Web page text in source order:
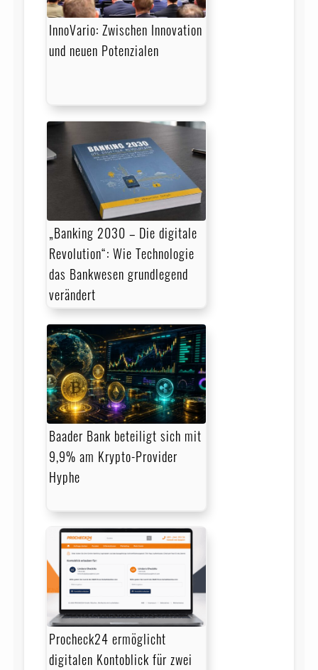
InnoVario: Zwischen In­no­va­tion
und neuen Potenzialen
„Banking 2030 – Die digitale
Revolution“: Wie Technologie
das Bankwesen grundlegend
verändert
Baader Bank beteiligt sich mit
9,9% am Krypto-Provider
Hyphe
Procheck24 ermöglicht
digitalen Kontoblick für zwei